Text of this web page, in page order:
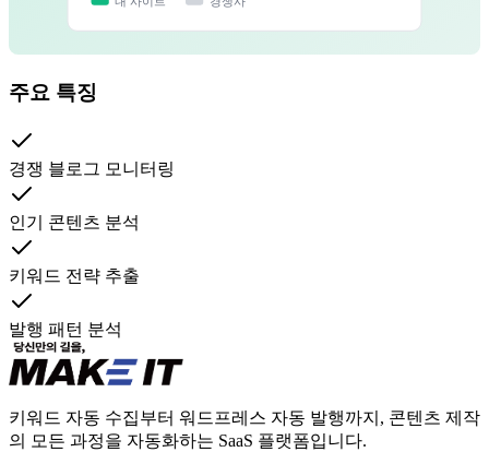
주요 특징
경쟁 블로그 모니터링
인기 콘텐츠 분석
키워드 전략 추출
발행 패턴 분석
키워드 자동 수집부터 워드프레스 자동 발행까지, 콘텐츠 제작
의 모든 과정을 자동화하는 SaaS 플랫폼입니다.